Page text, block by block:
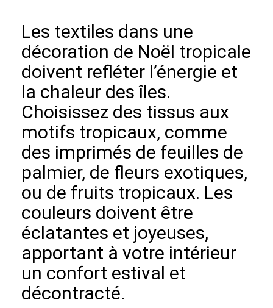
Les textiles dans une
décoration de Noël tropicale
doivent refléter l’énergie et
la chaleur des îles.
Choisissez des tissus aux
motifs tropicaux, comme
des imprimés de feuilles de
palmier, de fleurs exotiques,
ou de fruits tropicaux. Les
couleurs doivent être
éclatantes et joyeuses,
apportant à votre intérieur
un confort estival et
décontracté.